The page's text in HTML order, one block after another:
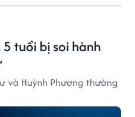
tuổi bị soi hành
và Huỳnh Phương thường